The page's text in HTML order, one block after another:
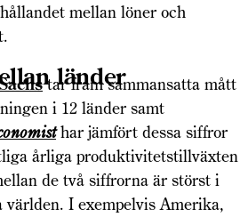
mellan löner och
länder
tar fram sammansatta mått
i 12 länder samt
har jämfört dessa siffror
årliga produktivitetstillväxten
de två siffrorna är störst i
världen. I exempelvis Amerika,